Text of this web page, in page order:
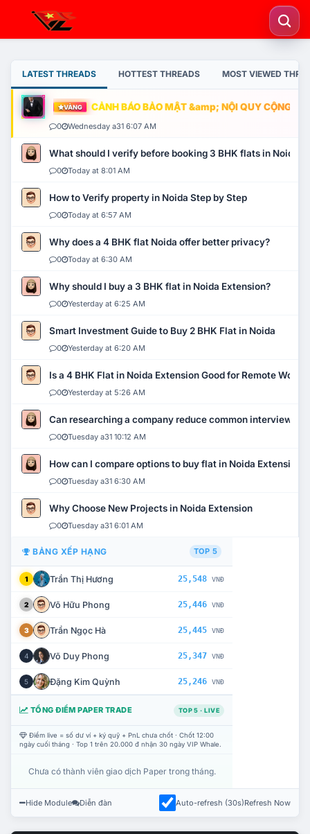
LATEST THREADS HOTTEST THREADS MOST VIEWED
VÀNG CẢNH BÁO BẢO MẬT &amp; NỘI QUY CỘNG
0 Wednesday a31 6:07 AM
What should I verify before booking 3 BHK flats in Noida?
0 Today at 8:01 AM
How to Verify property in Noida Step by Step
0 Today at 6:57 AM
Why does a 4 BHK flat Noida offer better privacy?
0 Today at 6:30 AM
Why should I buy a 3 BHK flat in Noida Extension?
0 Yesterday at 6:25 AM
Smart Investment Guide to Buy 2 BHK Flat in Noida
0 Yesterday at 6:20 AM
Is a 4 BHK Flat in Noida Extension Good for Remote Work?
0 Yesterday at 5:26 AM
Can researching a company reduce common interview
0 Tuesday a31 10:12 AM
How can I compare options to buy flat in Noida Extension?
0 Tuesday a31 6:30 AM
Why Choose New Projects in Noida Extension
0 Tuesday a31 6:01 AM
BẢNG XẾP HẠNG TOP 5
1 Trần Thị Hương 25,548 VNĐ
2 Võ Hữu Phong 25,446 VNĐ
3 Trần Ngọc Hà 25,445 VNĐ
4 Võ Duy Phong 25,347 VNĐ
5 Đặng Kim Quỳnh 25,246 VNĐ
TỔNG ĐIỂM PAPER TRADE TOP 5 · LIVE
Điểm live = số dư ví + ký quỹ + PnL chưa chốt · Chốt 12:00
ngày cuối tháng · Top 1 trên 20.000 đ nhận 30 ngày VIP Whale.
Chưa có thành viên giao dịch Paper trong tháng.
Hide Module Diễn đàn Auto-refresh (30s)Refresh Now